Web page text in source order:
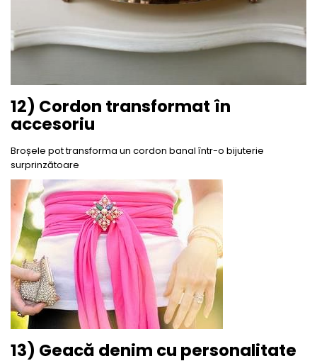
12) Cordon transformat în
accesoriu
Broșele pot transforma un cordon banal într-o bijuterie
surprinzătoare
13) Geacă denim cu personalitate